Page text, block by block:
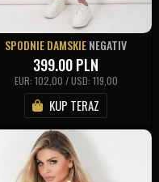
SPODNIE DAMSKIENEGATIV
399.00PLN
EUR: 102,00 / USD: 119,00
KUP TERAZ